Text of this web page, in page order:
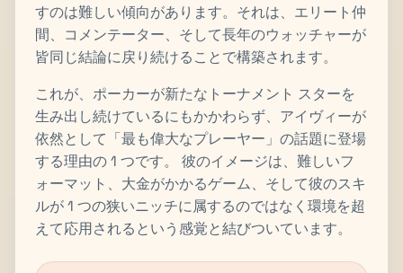
すのは難しい傾向があります。それは、エリート仲
間、コメンテーター、そして長年のウォッチャーが
皆同じ結論に戻り続けることで構築されます。
これが、ポーカーが新たなトーナメント スターを
生み出し続けているにもかかわらず、アイヴィーが
依然として「最も偉大なプレーヤー」の話題に登場
する理由の 1 つです。 彼のイメージは、難しいフ
ォーマット、大金がかかるゲーム、そして彼のスキ
ルが 1 つの狭いニッチに属するのではなく環境を超
えて応用されるという感覚と結びついています。